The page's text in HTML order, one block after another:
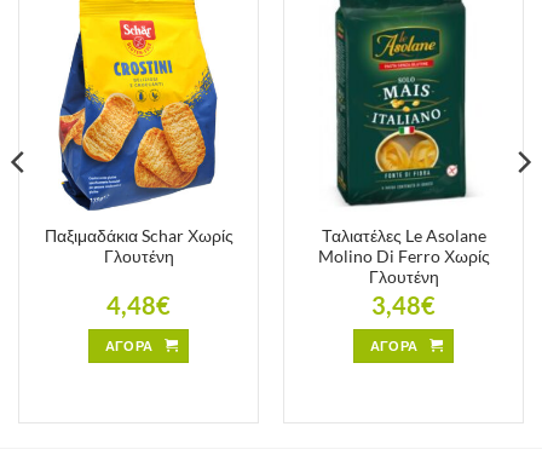
Παξιμαδάκια Schar Χωρίς
Γλουτένη
4,48€
ΑΓΟΡΑ
Ταλιατέλες Le Asolane
Molino Di Ferro Χωρίς
Γλουτένη
3,48€
ΑΓΟΡΑ